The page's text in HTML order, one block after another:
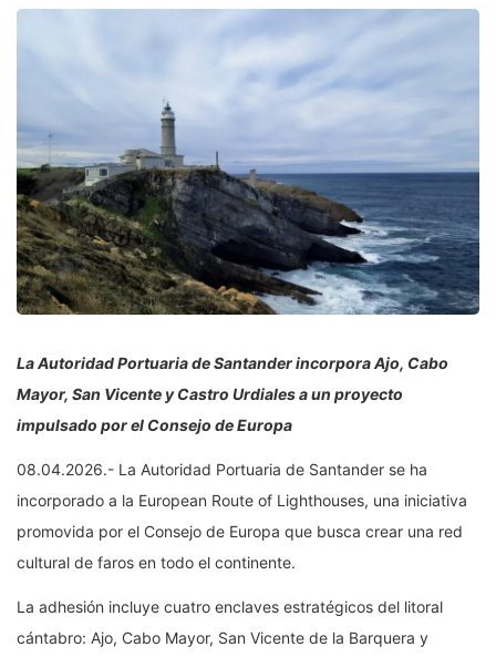
La Autoridad Portuaria de Santander incorpora Ajo, Cabo
Mayor, San Vicente y Castro Urdiales a un proyecto
impulsado por el Consejo de Europa
08.04.2026.- La Autoridad Portuaria de Santander se ha
incorporado a la European Route of Lighthouses, una iniciativa
promovida por el Consejo de Europa que busca crear una red
cultural de faros en todo el continente.
La adhesión incluye cuatro enclaves estratégicos del litoral
cántabro: Ajo, Cabo Mayor, San Vicente de la Barquera y